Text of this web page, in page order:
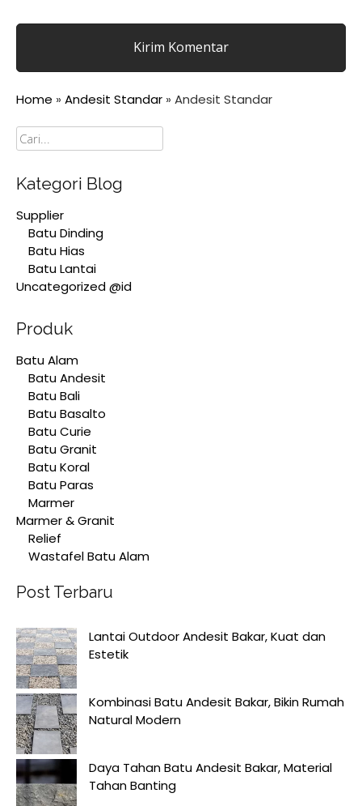
Home » Andesit Standar » Andesit Standar
Cari
Kategori Blog
Supplier
Batu Dinding
Batu Hias
Batu Lantai
Uncategorized @id
Produk
Batu Alam
Batu Andesit
Batu Bali
Batu Basalto
Batu Curie
Batu Granit
Batu Koral
Batu Paras
Marmer
Marmer & Granit
Relief
Wastafel Batu Alam
Post Terbaru
Lantai Outdoor Andesit Bakar, Kuat dan
Estetik
Kombinasi Batu Andesit Bakar, Bikin Rumah
Natural Modern
Daya Tahan Batu Andesit Bakar, Material
Tahan Banting